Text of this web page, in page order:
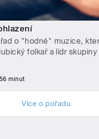
o "hodné" muzice,
folkař a lídr
56 minut
Více o pořadu